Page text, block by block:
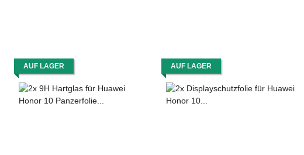
AUF LAGER AUF LAGER